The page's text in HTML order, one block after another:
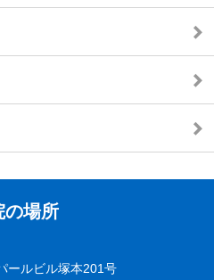
の場所
ールビル塚本201号